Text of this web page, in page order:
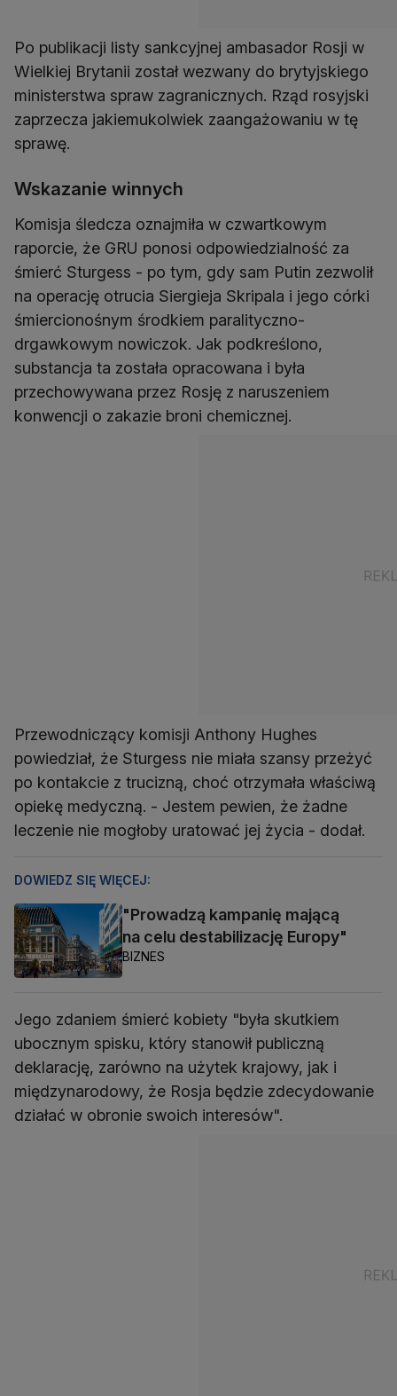
Po publikacji listy sankcyjnej ambasador Rosji w
Wielkiej Brytanii został wezwany do brytyjskiego
ministerstwa spraw zagranicznych. Rząd rosyjski
zaprzecza jakiemukolwiek zaangażowaniu w tę
sprawę.
Wskazanie winnych
Komisja śledcza oznajmiła w czwartkowym
raporcie, że GRU ponosi odpowiedzialność za
śmierć Sturgess - po tym, gdy sam Putin zezwolił
na operację otrucia Siergieja Skripala i jego córki
śmiercionośnym środkiem paralityczno-
drgawkowym nowiczok. Jak podkreślono,
substancja ta została opracowana i była
przechowywana przez Rosję z naruszeniem
konwencji o zakazie broni chemicznej.
Przewodniczący komisji Anthony Hughes
powiedział, że Sturgess nie miała szansy przeżyć
po kontakcie z trucizną, choć otrzymała właściwą
opiekę medyczną. - Jestem pewien, że żadne
leczenie nie mogłoby uratować jej życia - dodał.
DOWIEDZ SIĘ WIĘCEJ:
"Prowadzą kampanię mającą
na celu destabilizację Europy"
BIZNES
Jego zdaniem śmierć kobiety "była skutkiem
ubocznym spisku, który stanowił publiczną
deklarację, zarówno na użytek krajowy, jak i
międzynarodowy, że Rosja będzie zdecydowanie
działać w obronie swoich interesów".